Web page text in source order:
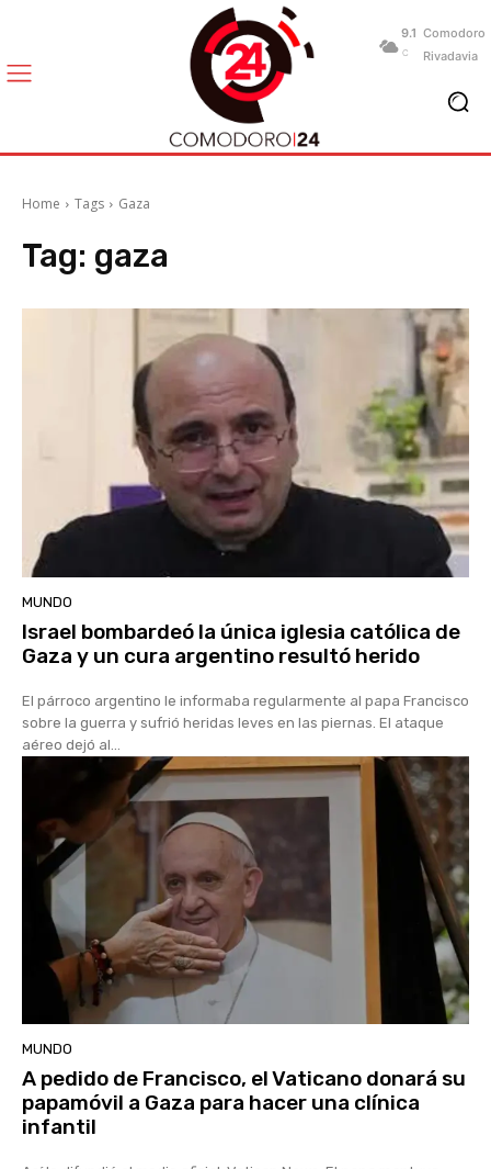
9.1
C
Comodoro
Rivadavia
Home Tags Gaza
Tag: gaza
MUNDO
Israel bombardeó la única iglesia católica de
Gaza y un cura argentino resultó herido
El párroco argentino le informaba regularmente al papa Francisco
sobre la guerra y sufrió heridas leves en las piernas. El ataque
aéreo dejó al...
MUNDO
A pedido de Francisco, el Vaticano donará su
papamóvil a Gaza para hacer una clínica
infantil